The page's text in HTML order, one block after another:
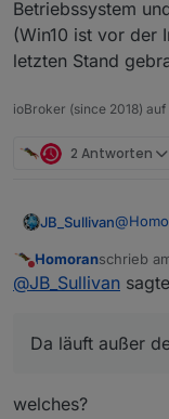
Betriebssystem
(Win10 ist vor der
letzten Stand
ioBroker (since 2018)
2 Antworten
JB_Sullivan@
mal
Habe
Nicht stören
Homoranschrieb
zuletzt
@JB_Sullivan
Da läuft außer
welches?